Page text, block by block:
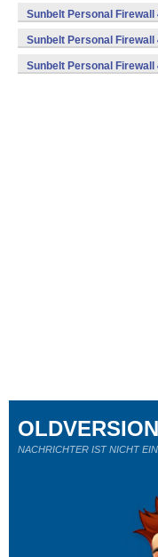
Sunbelt Personal Firewall
Sunbelt Personal Firewall
Sunbelt Personal Firewall
NACHRICHTER IST NICHT